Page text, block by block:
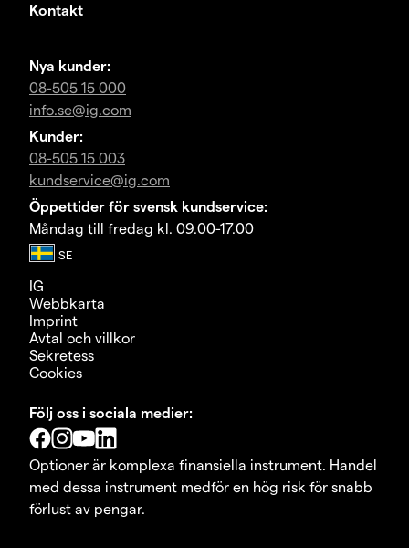
Kontakt
Nya kunder:
08-505 15 000
info.se@ig.com
Kunder:
08-505 15 003
kundservice@ig.com
Öppettider för svensk kundservice:
Måndag till fredag kl. 09.00-17.00
IG
Webbkarta
Imprint
Avtal och villkor
Sekretess
Cookies
Följ oss i sociala medier:
Optioner är komplexa finansiella instrument. Handel
med dessa instrument medför en hög risk för snabb
förlust av pengar.